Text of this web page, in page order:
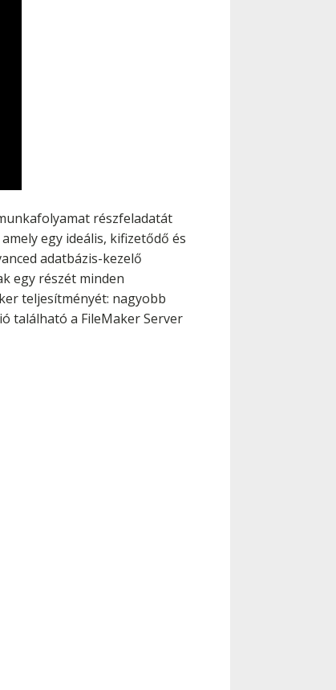
részfeladatát
egy ideális, kifizetődő és
adatbázis-kezelő
egy részét minden
teljesítményét: nagyobb
található a FileMaker Server